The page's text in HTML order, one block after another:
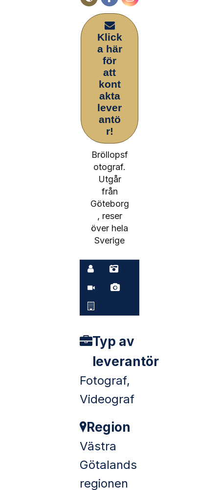
Klick
a här
för
att
kont
akta
lever
antö
r!
Bröllopsf
otograf.
Utgår
från
Göteborg
, reser
över hela
Sverige
Typ av
leverantör
Fotograf,
Videograf
Region
Västra
Götalands
regionen